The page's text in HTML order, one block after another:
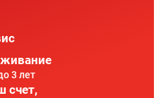
3 лет
счет,